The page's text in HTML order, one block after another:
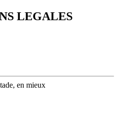
LEGALES
en mieux